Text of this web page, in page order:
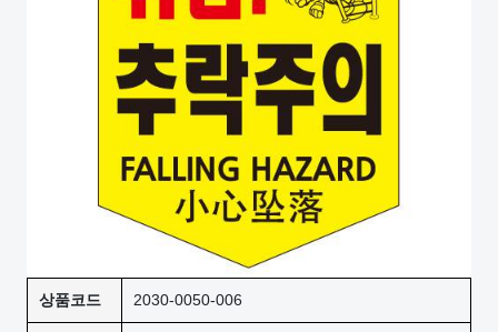
상품코드 2030-0050-006